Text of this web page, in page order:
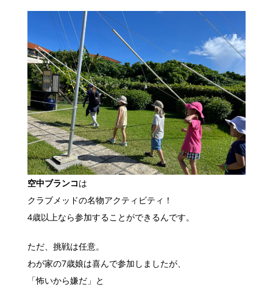
空中ブランコは
クラブメッドの名物アクティビティ！
4歳以上なら参加することができるんです。
ただ、挑戦は任意。
わが家の7歳娘は喜んで参加しましたが、
「怖いから嫌だ」と